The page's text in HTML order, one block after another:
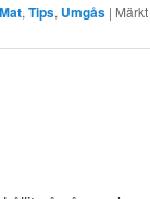
Mat, Tips, Umgås | Märkt